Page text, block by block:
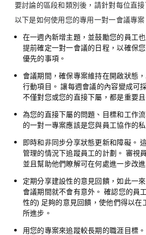
要討論的區段和類別後，請針對每位直
以下是如何使用您的專用一對一會議專案
在一週內新增主題，並鼓勵您的員工
提前確定一對一會議的日程，以確保
優先的事項。
會議期間 ，確保專案維持在開啟狀態
行動項目。 讓每週會議的內容變成可
不僅對您或您的直接下屬，都是重要
為您的直接下屬的問題、目標和工作
的一對一專案應該是您與員工協作的私
即時和非同步分享狀態更新和障礙。
管理的情況下追蹤員工的計劃。 審視
並且幫助他們瞭解可在何處進一步改進
定期分享建設性的意見回饋 ，如此一
會議期間就不會有意外。 確認您的員
性的) 足夠的意見回饋，使他們得以在
所進步。
用您的專案來追蹤較長期的職涯目標。